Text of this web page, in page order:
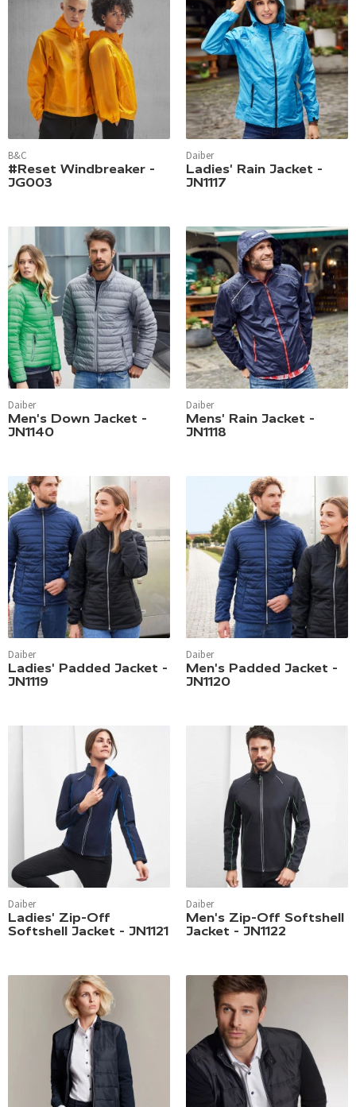
B&C
#Reset Windbreaker -
JG003
Daiber
Ladies' Rain Jacket -
JN1117
Daiber
Men's Down Jacket -
JN1140
Daiber
Mens' Rain Jacket -
JN1118
Daiber
Ladies' Padded Jacket -
JN1119
Daiber
Men's Padded Jacket -
JN1120
Daiber
Ladies' Zip-Off
Softshell Jacket - JN1121
Daiber
Men's Zip-Off Softshell
Jacket - JN1122